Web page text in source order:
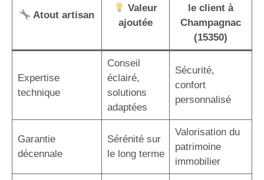
Atout artisan
Valeur
ajoutée
le client à
Champagnac
(15350)
Expertise
technique
Conseil
éclairé,
solutions
adaptées
Sécurité,
confort
personnalisé
Garantie
décennale
Sérénité sur
le long terme
Valorisation du
patrimoine
immobilier